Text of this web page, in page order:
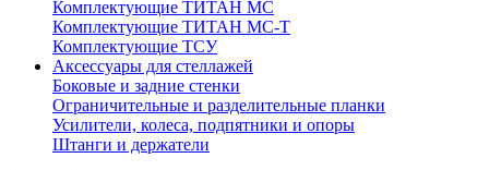
Комплектующие ТИТАН МС
Комплектующие ТИТАН МС-Т
Комплектующие ТСУ
Аксессуары для стеллажей
Боковые и задние стенки
Ограничительные и разделительные планки
Усилители, колеса, подпятники и опоры
Штанги и держатели